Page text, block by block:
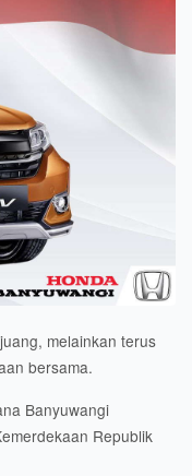
melainkan terus
bersama.
Banyuwangi
Republik